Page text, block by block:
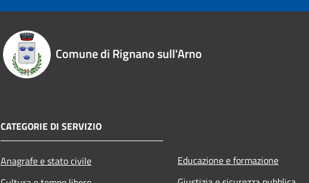
Comune di Rignano sull'Arno
CATEGORIE DI SERVIZIO
Anagrafe e stato civile
Educazione e formazione